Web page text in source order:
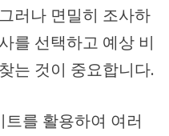
러나 면밀히 조사하
를 선택하고 예상 비
는 것이 중요합니다.
를 활용하여 여러